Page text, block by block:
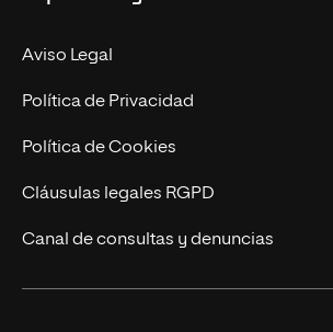
MBA
Marketing y Comunicación
Ingeniería
Diseño
Ciencias de la Salud
Nuestro Equipo
Contacto
Aviso Legal
Política de Privacidad
Política de Cookies
Cláusulas legales RGPD
Canal de consultas y denuncias